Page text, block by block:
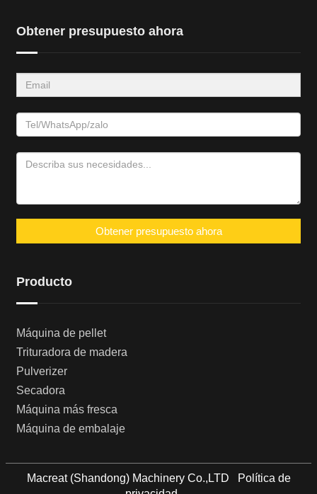
Obtener presupuesto ahora
Obtener presupuesto ahora
Producto
Máquina de pellet
Trituradora de madera
Pulverizer
Secadora
Máquina más fresca
Máquina de embalaje
Macreat (Shandong) Machinery Co.,LTD
Política de